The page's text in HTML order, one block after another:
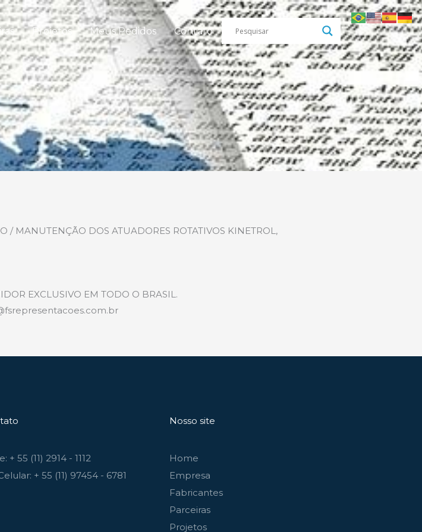
Projetos Meus Pedidos
Contato
/ MANUTENÇÃO DOS ATUADORES ROTATIVOS KINETROL,
EXCLUSIVO EM TODO O BRASIL.
+ 55 (11) 2914 - 1112
+ 55 (11) 97454 - 6781
Nosso site
Home
Empresa
Fabricantes
Parceiras
Projetos